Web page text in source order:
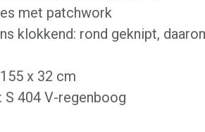
met patchwork
klokkend: rond geknipt,
x 32 cm
S 404 V-regenboog